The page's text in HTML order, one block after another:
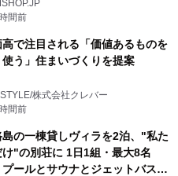
間前
高で注目される「価値あるものを
使う」住まいづくりを提案
株式会社クレバー
間前
島の一棟貸しヴィラを2泊、"私た
け"の別荘に 1日1組・最大8名
ールとサウナとジェットバス付